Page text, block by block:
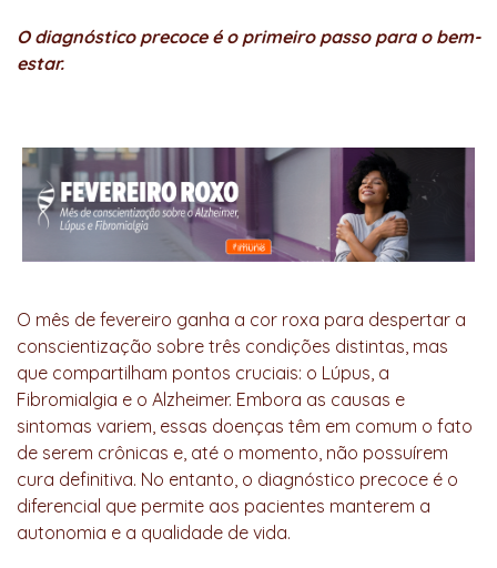
O diagnóstico precoce é o primeiro passo para o bem-
estar.
O mês de fevereiro ganha a cor roxa para despertar a
conscientização sobre três condições distintas, mas
que compartilham pontos cruciais: o Lúpus, a
Fibromialgia e o Alzheimer. Embora as causas e
sintomas variem, essas doenças têm em comum o fato
de serem crônicas e, até o momento, não possuírem
cura definitiva. No entanto, o diagnóstico precoce é o
diferencial que permite aos pacientes manterem a
autonomia e a qualidade de vida.